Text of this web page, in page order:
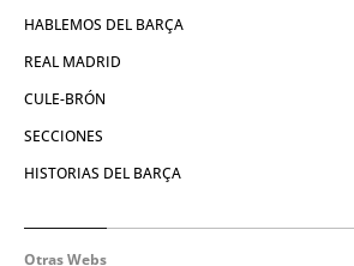
HABLEMOS DEL BARÇA
REAL MADRID
CULE-BRÓN
SECCIONES
HISTORIAS DEL BARÇA
Otras Webs